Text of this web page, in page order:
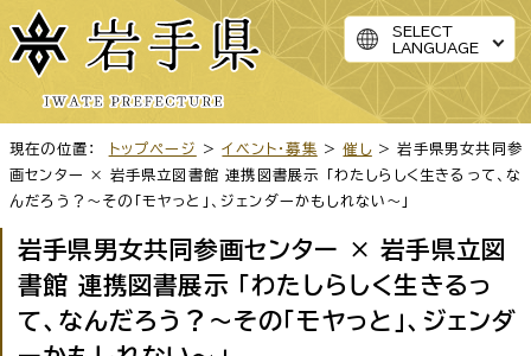
SELECT
LANGUAGE
現在の位置： トップページ >イベント・募集 >催し> 岩手県男女共同参
画センター × 岩手県立図書館 連携図書展示 「わたしらしく生きるって、な
んだろう？～その「モヤっと」、ジェンダーかもしれない～」
岩手県男女共同参画センター × 岩手県立図
書館 連携図書展示 「わたしらしく生きるっ
て、なんだろう？～その「モヤっと」、ジェンダ